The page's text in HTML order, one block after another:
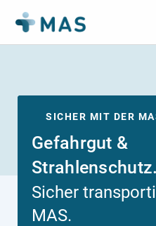
SICHER MIT DER
Gefahrgut &
Strahlenschutz.
Sicher
MAS.